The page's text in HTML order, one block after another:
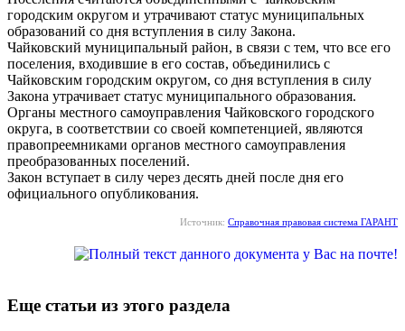
городским округом и утрачивают статус муниципальных
образований со дня вступления в силу Закона.
Чайковский муниципальный район, в связи с тем, что все его
поселения, входившие в его состав, объединились с
Чайковским городским округом, со дня вступления в силу
Закона утрачивает статус муниципального образования.
Органы местного самоуправления Чайковского городского
округа, в соответствии со своей компетенцией, являются
правопреемниками органов местного самоуправления
преобразованных поселений.
Закон вступает в силу через десять дней после дня его
официального опубликования.
Источник: Справочная правовая система ГАРАНТ
Еще статьи из этого раздела